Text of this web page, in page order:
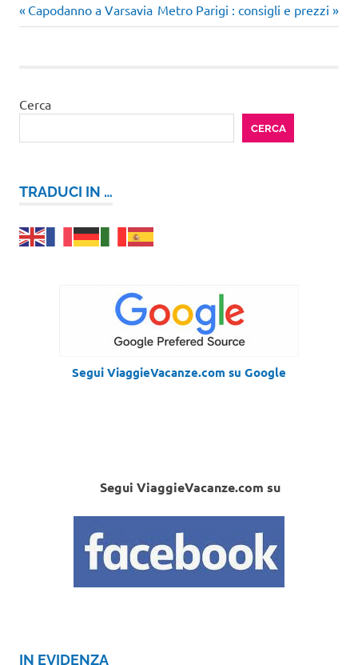
Navigazione
Articolo
precedente:
Capodanno a Varsavia Articolo
successivo:
Metro Parigi : consigli e prezzi
Cerca
CERCA
TRADUCI IN …
Segui ViaggieVacanze.com su Google
Segui ViaggieVacanze.com su
IN EVIDENZA